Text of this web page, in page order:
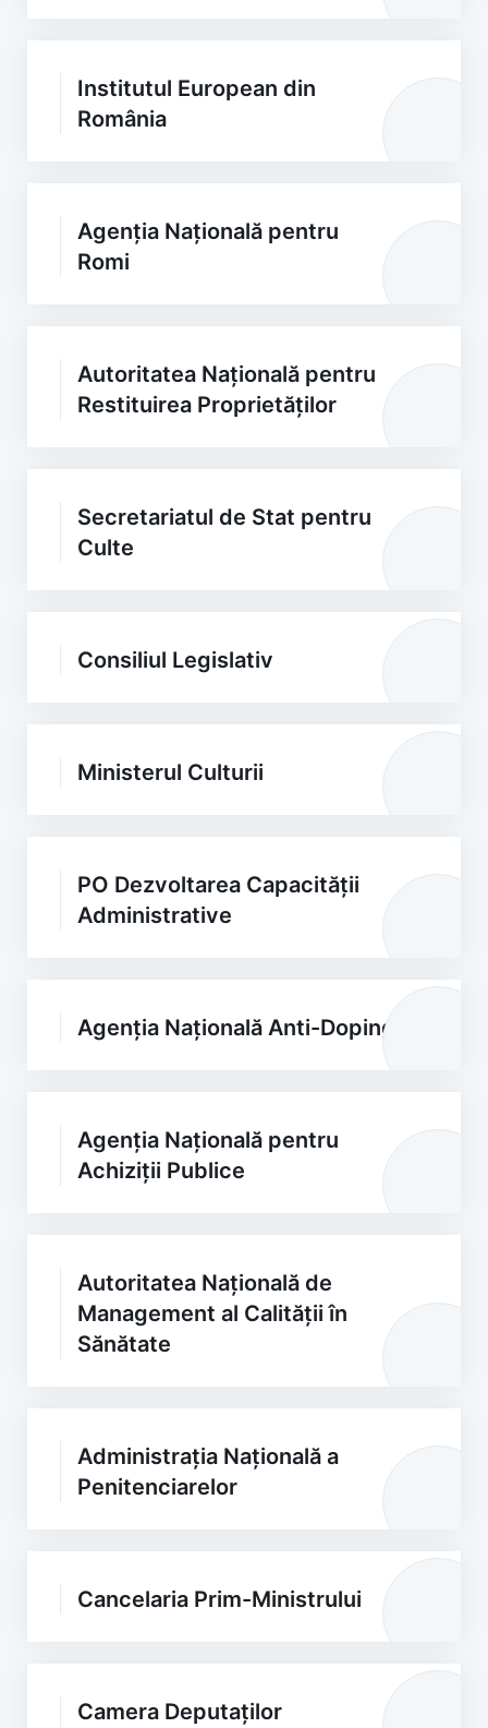
Institutul European din
România
Agenția Națională pentru
Romi
Autoritatea Națională pentru
Restituirea Proprietăților
Secretariatul de Stat pentru
Culte
Consiliul Legislativ
Ministerul Culturii
PO Dezvoltarea Capacității
Administrative
Agenția Națională Anti-Doping
Agenția Națională pentru
Achiziții Publice
Autoritatea Națională de
Management al Calității în
Sănătate
Administrația Națională a
Penitenciarelor
Cancelaria Prim-Ministrului
Camera Deputaților